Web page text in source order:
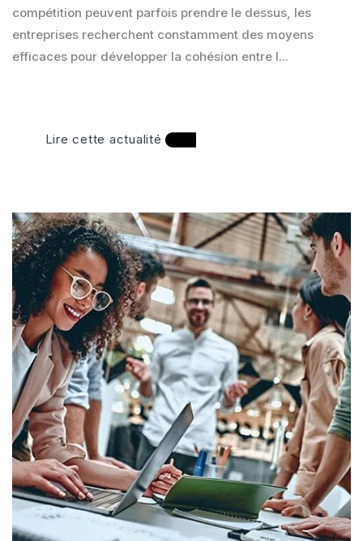
compétition peuvent parfois prendre le dessus, les
entreprises recherchent constamment des moyens
efficaces pour développer la cohésion entre l...
Lire cette actualité